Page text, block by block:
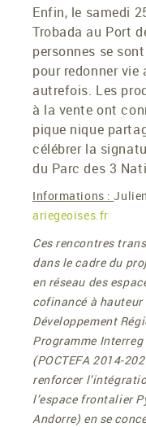
Enfin, le samedi
Trobada au Port
personnes se
pour redonner vie
autrefois. Les
à la vente ont
pique nique
célébrer la
du Parc des 3
Informations :
ariegeoises.fr
Ces rencontres
dans le cadre du
en réseau des
cofinancé à hauteur
Développement
Programme Interreg
(POCTEFA 2014-
renforcer
l’espace frontalier
Andorre) en se